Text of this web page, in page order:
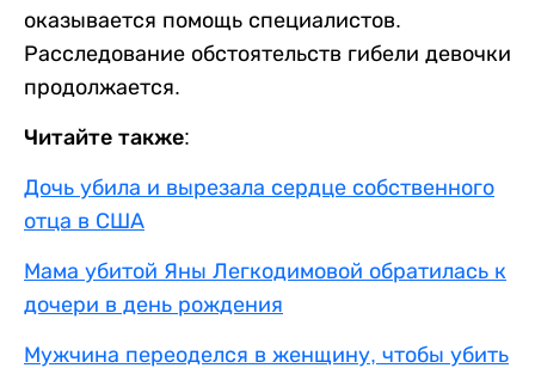
оказывается помощь специалистов.
Расследование обстоятельств гибели девочки
продолжается.
Читайте также:
Дочь убила и вырезала сердце собственного
отца в США
Мама убитой Яны Легкодимовой обратилась к
дочери в день рождения
Мужчина переоделся в женщину, чтобы убить